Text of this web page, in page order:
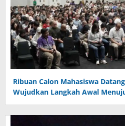
Ribuan Calon Mahasiswa
Wujudkan Langkah Awal